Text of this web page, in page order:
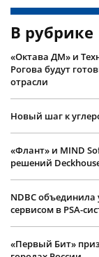
В рубрике
«Октава ДМ» и
Рогова будут
отрасли
Новый шаг к
«Флант» и MIND
решений
NDBC объединила
сервисом в PSA-
«Первый Бит»